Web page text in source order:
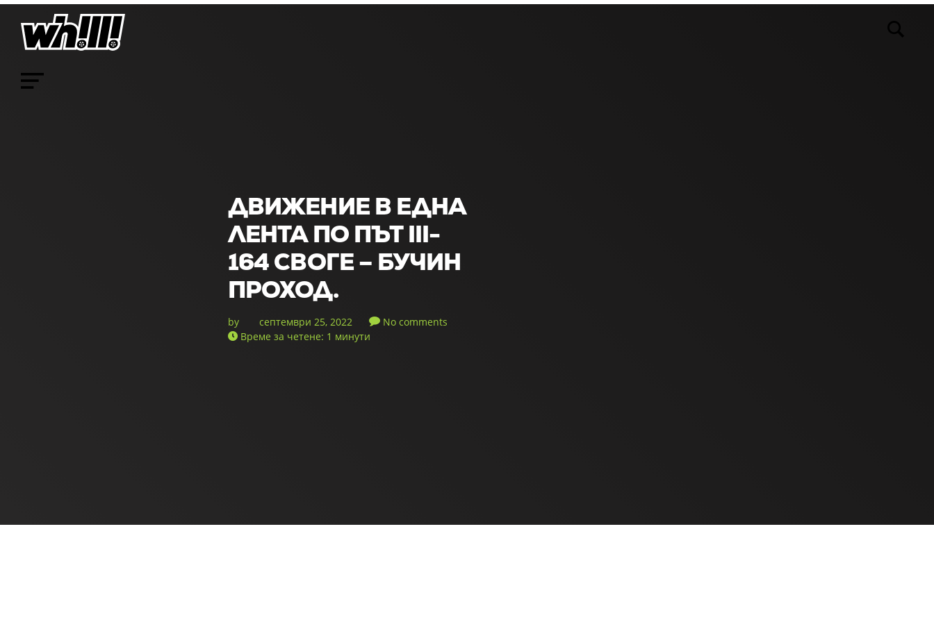
ДВИЖЕНИЕ В ЕДНА
ЛЕНТА ПО ПЪТ III-
164 СВОГЕ – БУЧИН
ПРОХОД.
by септември 25, 2022
No comments
Време за четене: 1 минути